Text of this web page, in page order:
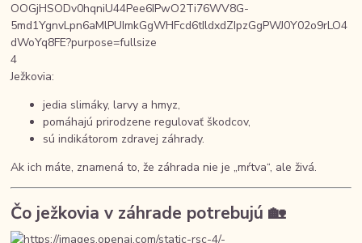
4
Ježkovia:
jedia slimáky, larvy a hmyz,
pomáhajú prirodzene regulovať škodcov,
sú indikátorom zdravej záhrady.
Ak ich máte, znamená to, že záhrada nie je „mŕtva“, ale živá.
Čo ježkovia v záhrade potrebujú 🏡